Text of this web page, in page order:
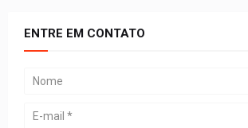
ENTRE EM CONTATO